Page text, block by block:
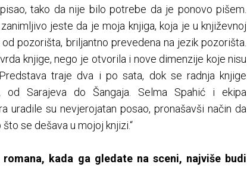
tako da nije bilo potrebe da je ponovo pišem.
jeste da je moja knjiga, koja je u književnoj
pozorišta, briljantno prevedena na jezik pozorišta.
knjige, nego je otvorila i nove dimenzije koje nisu
traje dva i po sata, dok se radnja knjige
Sarajeva do Šangaja. Selma Spahić i ekipa
uradile su nevjerojatan posao, pronašavši način da
se dešava u mojoj knjizi.“
kada ga gledate na sceni, najviše budi